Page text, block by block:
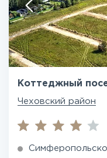
Коттеджный
Чеховский район